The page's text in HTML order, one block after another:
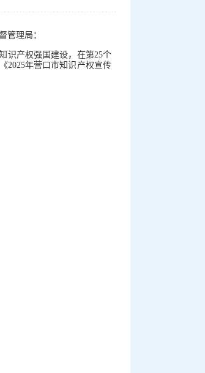
管理局：
识产权强国建设，在第25个
2025年营口市知识产权宣传